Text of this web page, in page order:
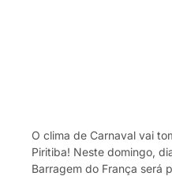
O clima de Carnaval vai
Piritiba! Neste domingo,
Barragem do França será